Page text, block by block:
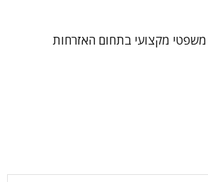
משפטי מקצועי בתחום האזרחות